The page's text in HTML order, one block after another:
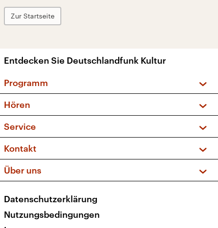
Zur Startseite
Entdecken Sie Deutschlandfunk Kultur
Programm
Sendungen und Podcasts
Musikliste
Kakadu – Das Kinderprogramm
Hören
Frequenzen (UKW + DAB+)
Service
FAQ
Apps
Newsletter
Veranstaltungen
Kontakt
Social Media
Über uns
Presse
Karriere
Datenschutzerklärung
Nutzungsbedingungen